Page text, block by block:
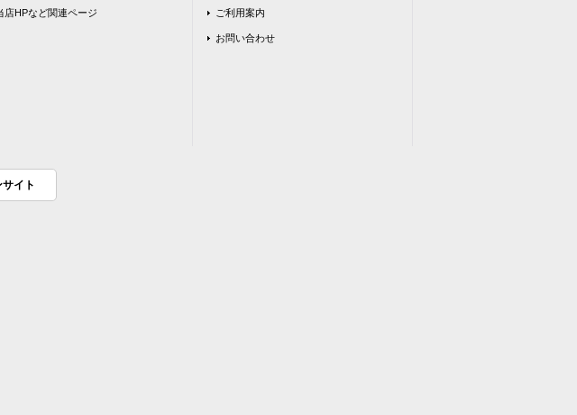
店HPなど関連ページ ご利用案内
お問い合わせ
イト